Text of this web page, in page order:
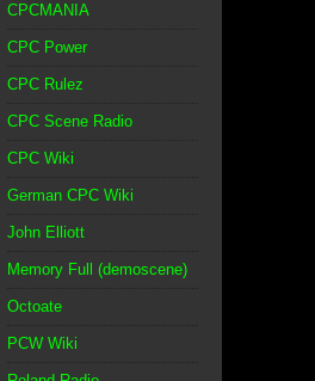
CPCMANIA
CPC Power
CPC Rulez
CPC Scene Radio
CPC Wiki
German CPC Wiki
John Elliott
Memory Full (demoscene)
Octoate
PCW Wiki